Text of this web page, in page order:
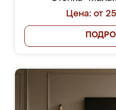
Цена: от